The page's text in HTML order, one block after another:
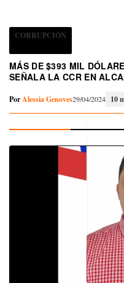
CORRUPCIÓN
MÁS DE $393 MIL
SEÑALA LA CCR EN
PorAlessia Genoves29/04/2024 10